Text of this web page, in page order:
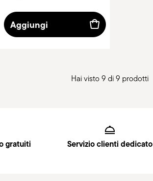
Aggiungi
Hai visto 9 di 9 prodotti
gratuiti Servizio clienti dedicato